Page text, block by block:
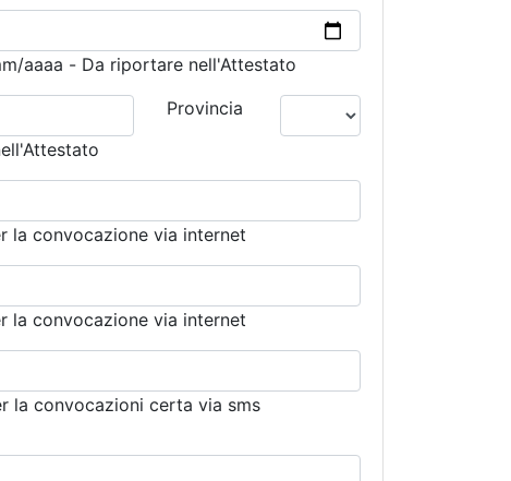
aaaa - Da riportare nell'Attestato
Provincia
la convocazione via internet
la convocazione via internet
la convocazioni certa via sms